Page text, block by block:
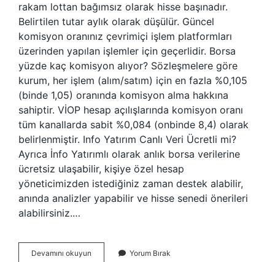
rakam lottan bağımsız olarak hisse başınadır.
Belirtilen tutar aylık olarak düşülür. Güncel
komisyon oranınız çevrimiçi işlem platformları
üzerinden yapılan işlemler için geçerlidir. Borsa
yüzde kaç komisyon alıyor? Sözleşmelere göre
kurum, her işlem (alım/satım) için en fazla %0,105
(binde 1,05) oranında komisyon alma hakkına
sahiptir. VİOP hesap açılışlarında komisyon oranı
tüm kanallarda sabit %0,084 (onbinde 8,4) olarak
belirlenmiştir. Info Yatırım Canlı Veri Ücretli mi?
Ayrıca İnfo Yatırımlı olarak anlık borsa verilerine
ücretsiz ulaşabilir, kişiye özel hesap
yöneticimizden istediğiniz zaman destek alabilir,
anında analizler yapabilir ve hisse senedi önerileri
alabilirsiniz.…
Devamını okuyun Yorum Bırak